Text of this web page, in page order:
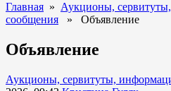
Главная » Аукционы,
сообщения » Объявление
Объявление
Аукционы, сервитуты,